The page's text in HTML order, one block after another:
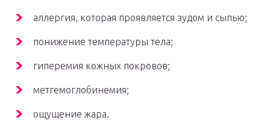
аллергия, которая проявляется зудом и сыпью;
понижение температуры тела;
гиперемия кожных покровов;
метгемоглобинемия;
ощущение жара.